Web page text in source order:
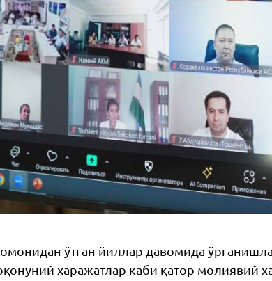
ўтган йиллар давомида
харажатлар каби қатор молиявий